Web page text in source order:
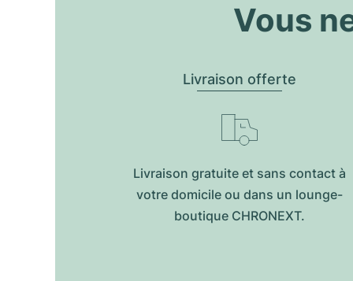
Vous
Livraison offerte
Livraison gratuite et sans contact à
votre domicile ou dans un lounge-
boutique CHRONEXT.